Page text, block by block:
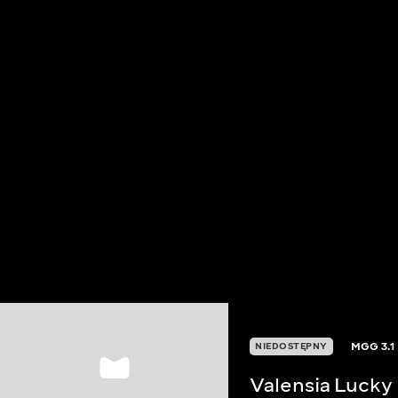
NIEDOSTĘPNY MGG3.1
Valensia Lucky